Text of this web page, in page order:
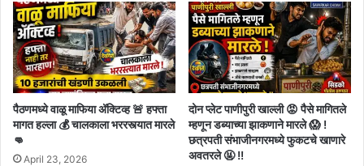
पैठणमध्ये वाळू माफिया अ‍ॅक्टिव्ह 🚨 हफ्ता
मागत हल्ला 💰 चालकाला भररस्त्यात मारले
👊
April 23, 2026
दोन प्लेट पाणीपुरी खाल्ली 😡 पैसे मागितले
म्हणून डब्याच्या झाकणाने मारले 😱 !
छत्रपती संभाजीनगरमध्ये फुकटचे खाणारे
अवतरले 🤬 !!